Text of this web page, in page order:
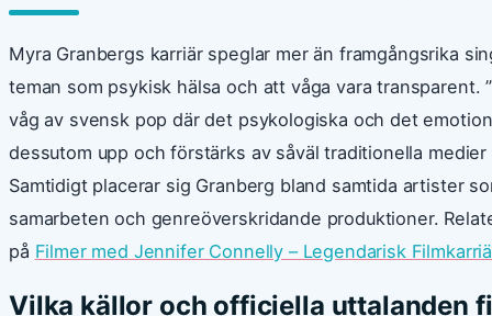
Myra Granbergs karriär speglar mer än framgångsrika
teman som psykisk hälsa och att våga vara transparent.
våg av svensk pop där det psykologiska och det
dessutom upp och förstärks av såväl traditionella
Samtidigt placerar sig Granberg bland samtida artister
samarbeten och genreöverskridande produktioner.
på Filmer med Jennifer Connelly – Legendarisk
Vilka källor och officiella uttalanden